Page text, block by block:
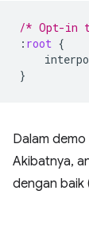
/* Opt-in
: root {
}
Dalam
Akibatnya,
dengan baik